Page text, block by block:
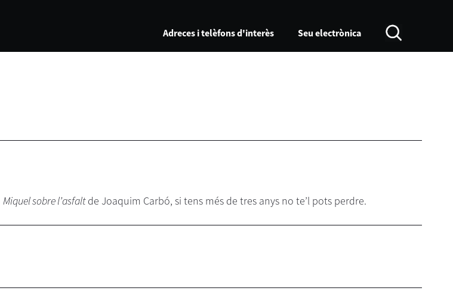
Adreces i telèfons d'interès Seu electrònica
Miquel sobre l’asfaltde Joaquim Carbó, si tens més de tres anys no te’l pots perdre.